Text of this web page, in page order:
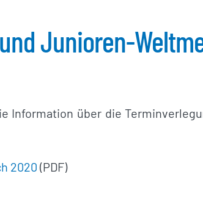
Junioren-
Information über die
2020 (PDF)